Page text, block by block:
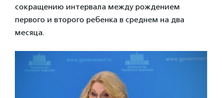
сокращению интервала между рождением
первого и второго ребенка в среднем на два
месяца.